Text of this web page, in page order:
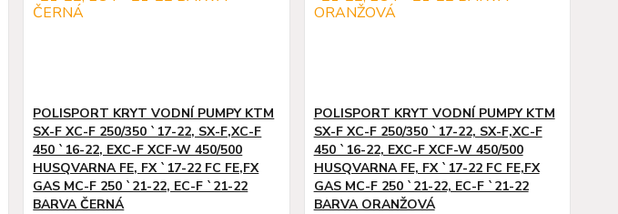
POLISPORT KRYT VODNÍ PUMPY KTM
SX-F XC-F 250/350 `17-22, SX-F,XC-F
450 `16-22, EXC-F XCF-W 450/500
HUSQVARNA FE, FX `17-22 FC FE,FX
GAS MC-F 250 `21-22, EC-F `21-22
BARVA ČERNÁ
POLISPORT KRYT VODNÍ PUMPY KTM
SX-F XC-F 250/350 `17-22, SX-F,XC-F
450 `16-22, EXC-F XCF-W 450/500
HUSQVARNA FE, FX `17-22 FC FE,FX
GAS MC-F 250 `21-22, EC-F `21-22
BARVA ORANŽOVÁ